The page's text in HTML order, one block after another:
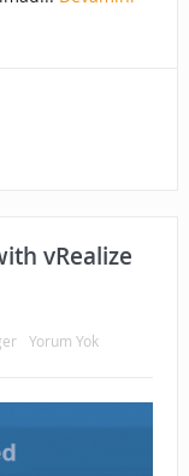
vRealize
Yorum Yok